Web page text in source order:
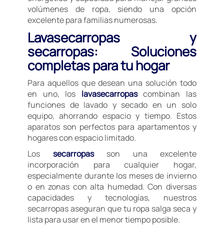
volúmenes de ropa, siendo una opción
excelente para familias numerosas.
Lavasecarropas y
secarropas: Soluciones
completas para tu hogar
Para aquellos que desean una solución todo
en uno, los lavasecarropascombinan las
funciones de lavado y secado en un solo
equipo, ahorrando espacio y tiempo. Estos
aparatos son perfectos para apartamentos y
hogares con espacio limitado.
Los secarropasson una excelente
incorporación para cualquier hogar,
especialmente durante los meses de invierno
o en zonas con alta humedad. Con diversas
capacidades y tecnologías, nuestros
secarropas aseguran que tu ropa salga seca y
lista para usar en el menor tiempo posible.